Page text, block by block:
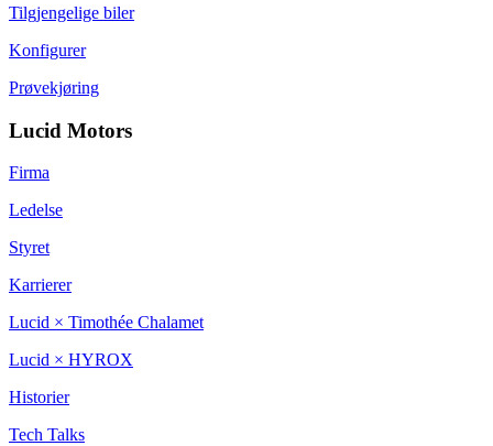
Tilgjengelige biler
Konfigurer
Prøvekjøring
Lucid Motors
Firma
Ledelse
Styret
Karrierer
Lucid × Timothée Chalamet
Lucid × HYROX
Historier
Tech Talks